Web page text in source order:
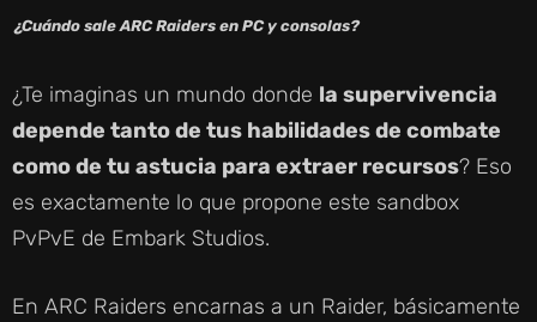
¿Cuándo sale ARC Raiders en PC y consolas?
¿Te imaginas un mundo donde la supervivencia
depende tanto de tus habilidades de combate
como de tu astucia para extraer recursos? Eso
es exactamente lo que propone este sandbox
PvPvE de Embark Studios.
En ARC Raiders encarnas a un Raider, básicamente